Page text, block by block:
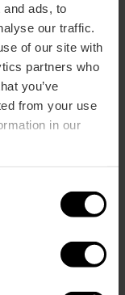
ads, to
our traffic.
of our site with
partners who
you’ve
from your use
in our
tussen Plaza
is er
Je
kaarten,